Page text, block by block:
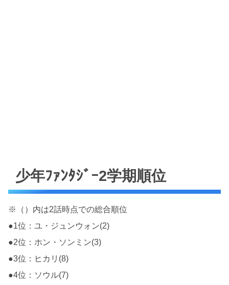
少年ﾌｧﾝﾀｼﾞｰ2学期順位
※（）内は2話時点での総合順位
●1位：ユ・ジュンウォン(2)
●2位：ホン・ソンミン(3)
●3位：ヒカリ(8)
●4位：ソウル(7)